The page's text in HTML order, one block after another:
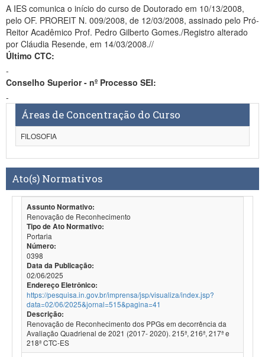
A IES comunica o início do curso de Doutorado em 10/13/2008,
pelo OF. PROREIT N. 009/2008, de 12/03/2008, assinado pelo Pró-
Reitor Acadêmico Prof. Pedro Gilberto Gomes./Registro alterado
por Cláudia Resende, em 14/03/2008.//
Último CTC:
-
Conselho Superior - nº Processo SEI:
-
Áreas de Concentração do Curso
FILOSOFIA
Ato(s) Normativos
Assunto Normativo:
Renovação de Reconhecimento
Tipo de Ato Normativo:
Portaria
Número:
0398
Data da Publicação:
02/06/2025
Endereço Eletrônico:
https://pesquisa.in.gov.br/imprensa/jsp/visualiza/index.jsp?
data=02/06/2025&jornal=515&pagina=41
Descrição:
Renovação de Reconhecimento dos PPGs em decorrência da
Avaliação Quadrienal de 2021 (2017- 2020). 215ª, 216ª, 217ª e
218ª CTC-ES